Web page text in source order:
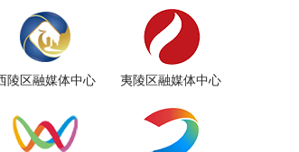
陵区融媒体中心 夷陵区融媒体中心